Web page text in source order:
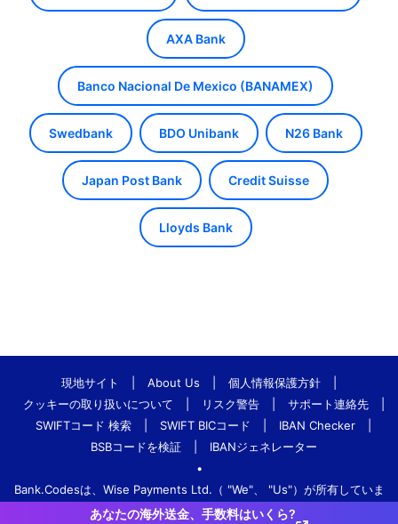
AXA Bank
Banco Nacional De Mexico (BANAMEX)
Swedbank BDO Unibank N26 Bank
Japan Post Bank Credit Suisse
Lloyds Bank
現地サイト About Us 個人情報保護方針
クッキーの取り扱いについて
リスク警告 サポート連絡先
SWIFTコード 検索
SWIFT BICコード IBAN Checker
BSBコードを検証
IBANジェネレーター
•
Bank.Codesは、Wise Payments Ltd.（ "We"、 "Us"）が所有していま
す。
あなたの海外送金、手数料はいくら?